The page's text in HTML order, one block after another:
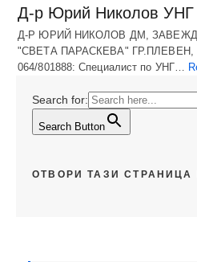
Д-р Юрий Николов УНГ
Д-Р ЮРИЙ НИКОЛОВ ДМ,
"СВЕТА ПАРАСКЕВА"
064/801888: Специалист по УНГ…
Search for:
Search Button
ОТВОРИ ТАЗИ СТРАНИЦА